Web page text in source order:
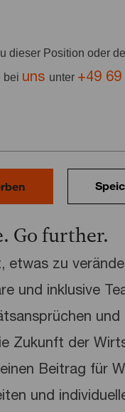
dieser Position oder
bei uns unter +49
Go further.
etwas zu
und inklusive
Zukunft der
Beitrag für
und